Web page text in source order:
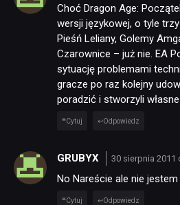
Choć Dragon Age:
wersji językowej, o tyle
Pieśń Leliany, Golemy
Czarownice – już nie. EA
sytuację problemami
gracze po raz kolejny
poradzić i stworzyli
Cytuj Odpowiedz
GRUBYX 30 sierpnia 2011
No Nareście ale nie
Cytuj Odpowiedz